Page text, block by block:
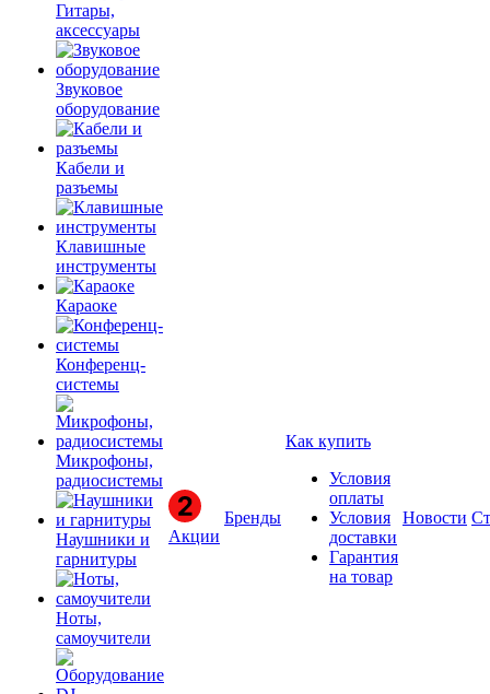
Гитары,
аксессуары
Звуковое
оборудование
Кабели и
разъемы
Клавишные
инструменты
Караоке
Конференц-
системы
Микрофоны,
радиосистемы
Наушники и
гарнитуры
Ноты,
самоучители
Акции
Бренды
Как купить
Условия
оплаты
Условия
доставки
Гарантия
на товар
Новости